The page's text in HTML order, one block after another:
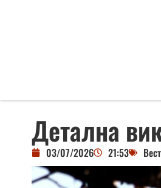
Детална
03/07/2026 21:53